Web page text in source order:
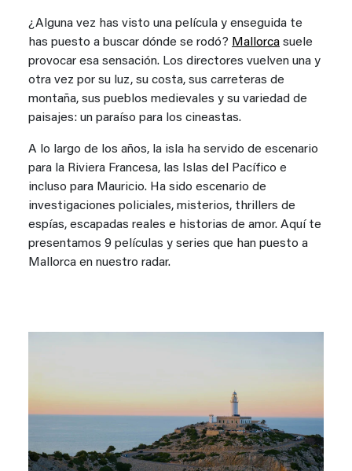
¿Alguna vez has visto una película y enseguida te
has puesto a buscar dónde se rodó? Mallorca suele
provocar esa sensación. Los directores vuelven una y
otra vez por su luz, su costa, sus carreteras de
montaña, sus pueblos medievales y su variedad de
paisajes: un paraíso para los cineastas.
A lo largo de los años, la isla ha servido de escenario
para la Riviera Francesa, las Islas del Pacífico e
incluso para Mauricio. Ha sido escenario de
investigaciones policiales, misterios, thrillers de
espías, escapadas reales e historias de amor. Aquí te
presentamos 9 películas y series que han puesto a
Mallorca en nuestro radar.